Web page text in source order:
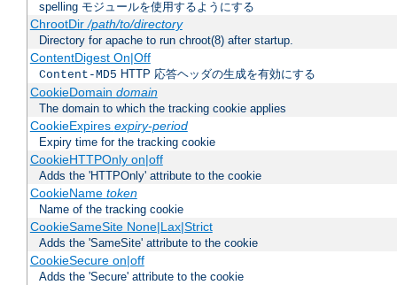
spelling モジュールを使用するようにする
ChrootDir/path/to/directory
Directory for apache to run chroot(8) after startup.
ContentDigest On|Off
Content-MD5 HTTP 応答ヘッダの生成を有効にする
CookieDomain domain
The domain to which the tracking cookie applies
CookieExpires expiry-period
Expiry time for the tracking cookie
CookieHTTPOnly on|off
Adds the 'HTTPOnly' attribute to the cookie
CookieName token
Name of the tracking cookie
CookieSameSite None|Lax|Strict
Adds the 'SameSite' attribute to the cookie
CookieSecure on|off
Adds the 'Secure' attribute to the cookie